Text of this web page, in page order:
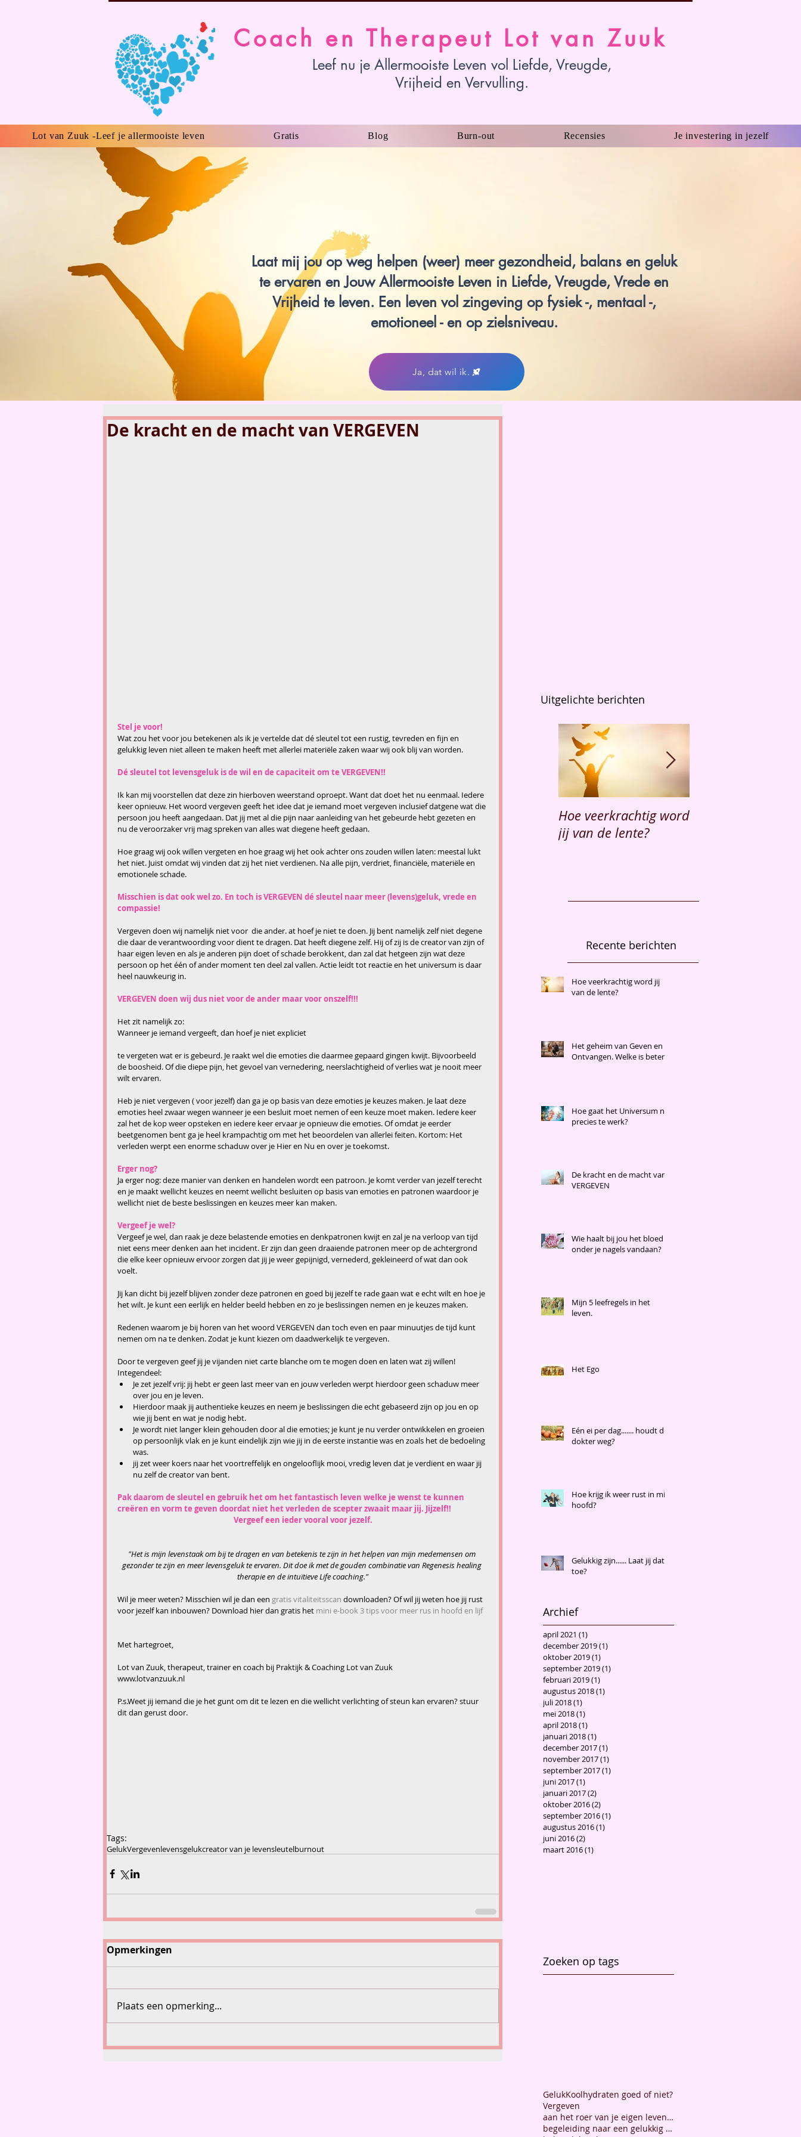
Coach en Therapeut Lot van Zuuk
Leef nu je Allermooiste Leven vol Liefde, Vreugde,
Vrijheid en Vervulling.
Lot van Zuuk -Leef je allermooiste leven Gratis Blog Burn-out Recensies Je investering in jezelf
www.lotvanzuuk.nl.jpg
Laat mij jou op weg helpen (weer) meer gezondheid, balans en geluk
te ervaren en Jouw Allermooiste Leven in Liefde, Vreugde, Vrede en
Vrijheid te leven. Een leven vol zingeving op fysiek -, mentaal -,
emotioneel - en op zielsniveau.
Ja, dat wil ik.
De kracht en de macht van VERGEVEN
Stel je voor!
Wat zou het voor jou betekenen als ik je vertelde dat dé sleutel tot een rustig, tevreden en fijn en
gelukkig leven niet alleen te maken heeft met allerlei materiële zaken waar wij ook blij van worden.
Dé sleutel tot levensgeluk is de wil en de capaciteit om te VERGEVEN!!
Ik kan mij voorstellen dat deze zin hierboven weerstand oproept. Want dat doet het nu eenmaal. Iedere
keer opnieuw. Het woord vergeven geeft het idee dat je iemand moet vergeven inclusief datgene wat die
persoon jou heeft aangedaan. Dat jij met al die pijn naar aanleiding van het gebeurde hebt gezeten en
nu de veroorzaker vrij mag spreken van alles wat diegene heeft gedaan.
Hoe graag wij ook willen vergeten en hoe graag wij het ook achter ons zouden willen laten: meestal lukt
het niet. Juist omdat wij vinden dat zij het niet verdienen. Na alle pijn, verdriet, financiële, materiële en
emotionele schade.
Misschien is dat ook wel zo. En toch is VERGEVEN dé sleutel naar meer (levens)geluk, vrede en
compassie!
Vergeven doen wij namelijk niet voor  die ander. at hoef je niet te doen. Jij bent namelijk zelf niet degene
die daar de verantwoording voor dient te dragen. Dat heeft diegene zelf. Hij of zij is de creator van zijn of
haar eigen leven en als je anderen pijn doet of schade berokkent, dan zal dat hetgeen zijn wat deze
persoon op het één of ander moment ten deel zal vallen. Actie leidt tot reactie en het universum is daar
heel nauwkeurig in.
VERGEVEN doen wij dus niet voor de ander maar voor onszelf!!!
Het zit namelijk zo:
Wanneer je iemand vergeeft, dan hoef je niet expliciet
te vergeten wat er is gebeurd. Je raakt wel die emoties die daarmee gepaard gingen kwijt. Bijvoorbeeld
de boosheid. Of die diepe pijn, het gevoel van vernedering, neerslachtigheid of verlies wat je nooit meer
wilt ervaren.
Heb je niet vergeven ( voor jezelf) dan ga je op basis van deze emoties je keuzes maken. Je laat deze
emoties heel zwaar wegen wanneer je een besluit moet nemen of een keuze moet maken. Iedere keer
zal het de kop weer opsteken en iedere keer ervaar je opnieuw die emoties. Of omdat je eerder
beetgenomen bent ga je heel krampachtig om met het beoordelen van allerlei feiten. Kortom: Het
verleden werpt een enorme schaduw over je Hier en Nu en over je toekomst.
Erger nog?
Ja erger nog: deze manier van denken en handelen wordt een patroon. Je komt verder van jezelf terecht
en je maakt wellicht keuzes en neemt wellicht besluiten op basis van emoties en patronen waardoor je
wellicht niet de beste beslissingen en keuzes meer kan maken.
Vergeef je wel?
Vergeef je wel, dan raak je deze belastende emoties en denkpatronen kwijt en zal je na verloop van tijd
niet eens meer denken aan het incident. Er zijn dan geen draaiende patronen meer op de achtergrond
die elke keer opnieuw ervoor zorgen dat jij je weer gepijnigd, vernederd, gekleineerd of wat dan ook
voelt.
Jij kan dicht bij jezelf blijven zonder deze patronen en goed bij jezelf te rade gaan wat e echt wilt en hoe je
het wilt. Je kunt een eerlijk en helder beeld hebben en zo je beslissingen nemen en je keuzes maken.
Redenen waarom je bij horen van het woord VERGEVEN dan toch even en paar minuutjes de tijd kunt
nemen om na te denken. Zodat je kunt kiezen om daadwerkelijk te vergeven.
Door te vergeven geef jij je vijanden niet carte blanche om te mogen doen en laten wat zij willen!
Integendeel:
Je zet jezelf vrij: jij hebt er geen last meer van en jouw verleden werpt hierdoor geen schaduw meer
over jou en je leven.
Hierdoor maak jij authentieke keuzes en neem je beslissingen die echt gebaseerd zijn op jou en op
wie jij bent en wat je nodig hebt.
Je wordt niet langer klein gehouden door al die emoties; je kunt je nu verder ontwikkelen en groeien
op persoonlijk vlak en je kunt eindelijk zijn wie jij in de eerste instantie was en zoals het de bedoeling
was.
jij zet weer koers naar het voortreffelijk en ongelooflijk mooi, vredig leven dat je verdient en waar jij
nu zelf de creator van bent.
Pak daarom de sleutel en gebruik het om het fantastisch leven welke je wenst te kunnen
creëren en vorm te geven doordat niet het verleden de scepter zwaait maar jij. Jijzelf!!
Vergeef een ieder vooral voor jezelf.
"Het is mijn levenstaak om bij te dragen en van betekenis te zijn in het helpen van mijn medemensen om
gezonder te zijn en meer levensgeluk te ervaren. Dit doe ik met de gouden combinatie van Regenesis healing
therapie en de intuïtieve Life coaching."
Wil je meer weten? Misschien wil je dan een gratis vitaliteitsscan downloaden? Of wil jij weten hoe jij rust
voor jezelf kan inbouwen? Download hier dan gratis het mini e-book 3 tips voor meer rus in hoofd en lijf
Met hartegroet,
Lot van Zuuk, therapeut, trainer en coach bij Praktijk & Coaching Lot van Zuuk
www.lotvanzuuk.nl
P.s.Weet jij iemand die je het gunt om dit te lezen en die wellicht verlichting of steun kan ervaren? stuur
dit dan gerust door.
Tags:
GelukVergevenlevensgelukcreator van je levensleutelburnout
Opmerkingen
Plaats een opmerking...
Uitgelichte berichten
Hoe veerkrachtig word
jij van de lente?
Recente berichten
Hoe veerkrachtig word jij
van de lente?
Het geheim van Geven en
Ontvangen. Welke is beter?
Hoe gaat het Universum nu
precies te werk?
De kracht en de macht van
VERGEVEN
Wie haalt bij jou het bloed
onder je nagels vandaan?
Mijn 5 leefregels in het
leven.
Het Ego
Eén ei per dag....... houdt de
dokter weg?
Hoe krijg ik weer rust in mijn
hoofd?
Gelukkig zijn...... Laat jij dat
toe?
Archief
april 2021 (1)
december 2019(1)
oktober 2019(1)
september 2019(1)
februari 2019(1)
augustus 2018(1)
juli 2018(1)
mei 2018(1)
april 2018(1)
januari 2018(1)
december 2017(1)
november 2017(1)
september 2017(1)
juni 2017(1)
januari 2017(2)
oktober 2016(2)
september 2016(1)
augustus 2016(1)
juni 2016(2)
maart 2016(1)
Zoeken op tags
GelukKoolhydraten goed of niet?
Vergeven
aan het roer van je eigen leven staan
begeleiding naar een gelukkig leven